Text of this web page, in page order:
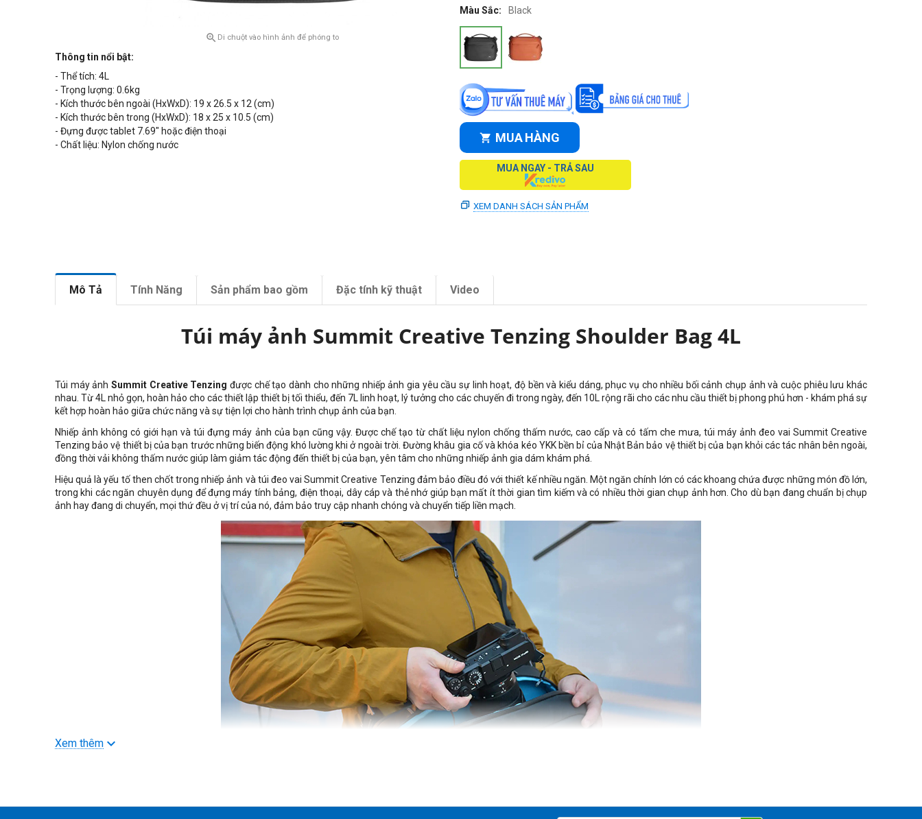
 Di chuột vào hình ảnh để phóng to
Thông tin nổi bật:
- Thể tích: 4L
- Trọng lượng: 0.6kg
- Kích thước bên ngoài (HxWxD): 19 x 26.5 x 12 (cm)
- Kích thước bên trong (HxWxD): 18 x 25 x 10.5 (cm)
- Đựng được tablet 7.69" hoặc điện thoại
- Chất liệu: Nylon chống nước
Màu Sắc: Black
MUA HÀNG
MUA NGAY - TRẢ SAU
XEM DANH SÁCH SẢN PHẨM
Mô Tả Tính Năng Sản phẩm bao gồm Đặc tính kỹ thuật Video
Túi máy ảnh Summit Creative Tenzing Shoulder Bag 4L
Túi máy ảnh Summit Creative Tenzing được chế tạo dành cho những nhiếp ảnh gia yêu cầu sự linh hoạt, độ bền và kiểu dáng, phục vụ cho nhiều bối cảnh chụp ảnh và cuộc phiêu lưu khác
nhau. Từ 4L nhỏ gọn, hoàn hảo cho các thiết lập thiết bị tối thiểu, đến 7L linh hoạt, lý tưởng cho các chuyến đi trong ngày, đến 10L rộng rãi cho các nhu cầu thiết bị phong phú hơn - khám phá sự
kết hợp hoàn hảo giữa chức năng và sự tiện lợi cho hành trình chụp ảnh của bạn.
Nhiếp ảnh không có giới hạn và túi đựng máy ảnh của bạn cũng vậy. Được chế tạo từ chất liệu nylon chống thấm nước, cao cấp và có tấm che mưa, túi máy ảnh đeo vai Summit Creative
Tenzing bảo vệ thiết bị của bạn trước những biến động khó lường khi ở ngoài trời. Đường khâu gia cố và khóa kéo YKK bền bỉ của Nhật Bản bảo vệ thiết bị của bạn khỏi các tác nhân bên ngoài,
đồng thời vải không thấm nước giúp làm giảm tác động đến thiết bị của bạn, yên tâm cho những nhiếp ảnh gia dám khám phá.
Hiệu quả là yếu tố then chốt trong nhiếp ảnh và túi đeo vai Summit Creative Tenzing đảm bảo điều đó với thiết kế nhiều ngăn. Một ngăn chính lớn có các khoang chứa được những món đồ lớn,
trong khi các ngăn chuyên dụng để đựng máy tính bảng, điện thoại, dây cáp và thẻ nhớ giúp bạn mất ít thời gian tìm kiếm và có nhiều thời gian chụp ảnh hơn. Cho dù bạn đang chuẩn bị chụp
ảnh hay đang di chuyển, mọi thứ đều ở vị trí của nó, đảm bảo truy cập nhanh chóng và chuyển tiếp liền mạch.
Xem thêm